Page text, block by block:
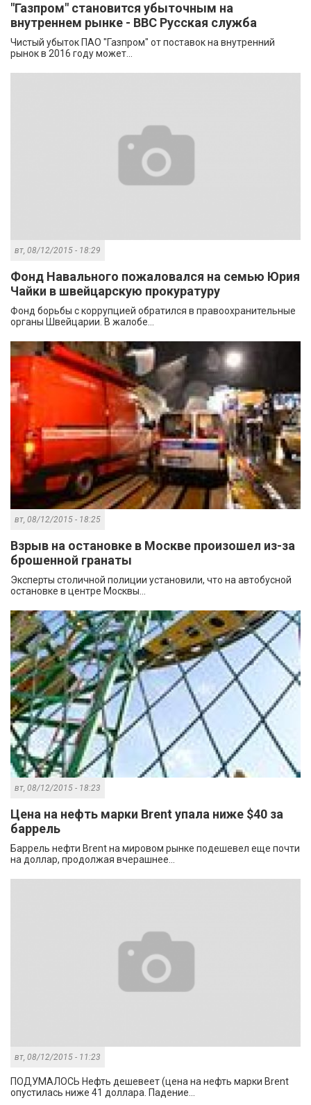
"Газпром" становится убыточным на
внутреннем рынке - BBC Русская служба
Чистый убыток ПАО "Газпром" от поставок на внутренний
рынок в 2016 году может...
вт, 08/12/2015 - 18:29
Фонд Навального пожаловался на семью Юрия
Чайки в швейцарскую прокуратуру
Фонд борьбы с коррупцией обратился в правоохранительные
органы Швейцарии. В жалобе...
вт, 08/12/2015 - 18:25
Взрыв на остановке в Москве произошел из-за
брошенной гранаты
Эксперты столичной полиции установили, что на автобусной
остановке в центре Москвы...
вт, 08/12/2015 - 18:23
Цена на нефть марки Brent упала ниже $40 за
баррель
Баррель нефти Brent на мировом рынке подешевел еще почти
на доллар, продолжая вчерашнее...
вт, 08/12/2015 - 11:23
ПОДУМАЛОСЬ Нефть дешевеет (цена на нефть марки Brent
опустилась ниже 41 доллара. Падение...